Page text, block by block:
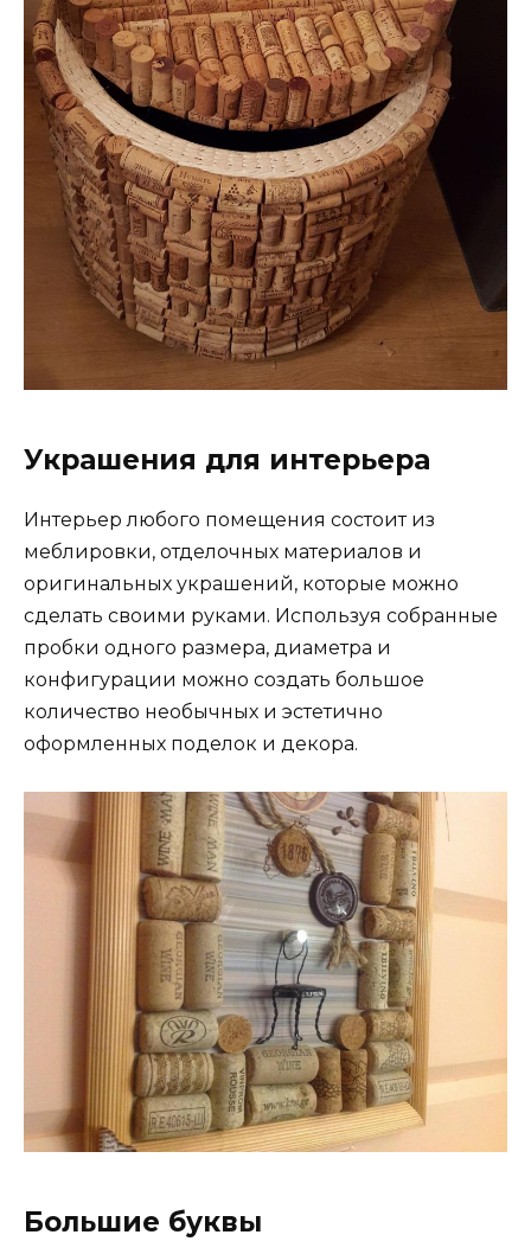
Украшения для интерьера
Интерьер любого помещения состоит из
меблировки, отделочных материалов и
оригинальных украшений, которые можно
сделать своими руками. Используя собранные
пробки одного размера, диаметра и
конфигурации можно создать большое
количество необычных и эстетично
оформленных поделок и декора.
Большие буквы